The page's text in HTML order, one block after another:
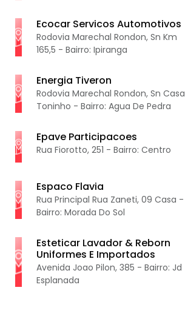
Ecocar Servicos Automotivos
Rodovia Marechal Rondon, Sn Km
165,5 - Bairro: Ipiranga
Energia Tiveron
Rodovia Marechal Rondon, Sn Casa
Toninho - Bairro: Agua De Pedra
Epave Participacoes
Rua Fiorotto, 251 - Bairro: Centro
Espaco Flavia
Rua Principal Rua Zaneti, 09 Casa -
Bairro: Morada Do Sol
Esteticar Lavador & Reborn
Uniformes E Importados
Avenida Joao Pilon, 385 - Bairro: Jd
Esplanada